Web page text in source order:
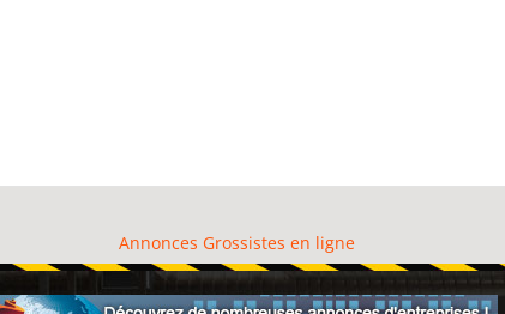
Annonces Grossistes en ligne